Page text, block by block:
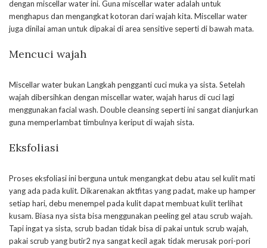
dengan miscellar water ini. Guna miscellar water adalah untuk
menghapus dan mengangkat kotoran dari wajah kita. Miscellar water
juga dinilai aman untuk dipakai di area sensitive seperti di bawah mata.
Mencuci wajah
Miscellar water bukan Langkah pengganti cuci muka ya sista. Setelah
wajah dibersihkan dengan miscellar water, wajah harus di cuci lagi
menggunakan facial wash. Double cleansing seperti ini sangat dianjurkan
guna memperlambat timbulnya keriput di wajah sista.
Eksfoliasi
Proses eksfoliasi ini berguna untuk mengangkat debu atau sel kulit mati
yang ada pada kulit. Dikarenakan aktfitas yang padat, make up hamper
setiap hari, debu menempel pada kulit dapat membuat kulit terlihat
kusam. Biasa nya sista bisa menggunakan peeling gel atau scrub wajah.
Tapi ingat ya sista, scrub badan tidak bisa di pakai untuk scrub wajah,
pakai scrub yang butir2 nya sangat kecil agak tidak merusak pori-pori